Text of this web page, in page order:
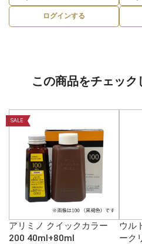
ログインする
この商品をチェッ
SALE
アリミノ クイックカラー
200 40ml+80ml
ウル
ーク